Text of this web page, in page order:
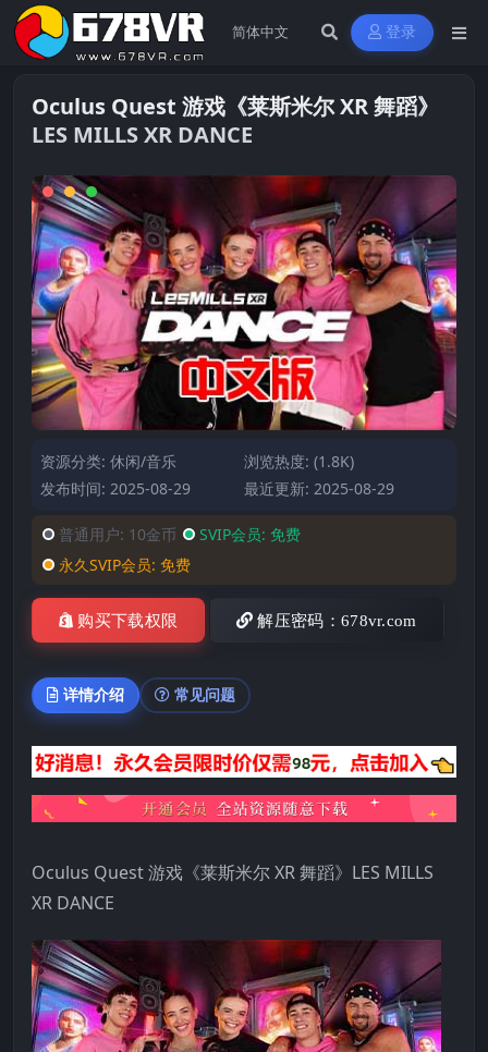
登录
Oculus Quest 游戏《莱斯米尔 XR 舞蹈》
LES MILLS XR DANCE
资源分类: 休闲/音乐
浏览热度: (1.8K)
发布时间: 2025-08-29
最近更新: 2025-08-29
普通用户: 10金币 SVIP会员: 免费
永久SVIP会员: 免费
购买下载权限 解压密码：678vr.com
详情介绍 常见问题
Oculus Quest 游戏《莱斯米尔 XR 舞蹈》LES MILLS
XR DANCE